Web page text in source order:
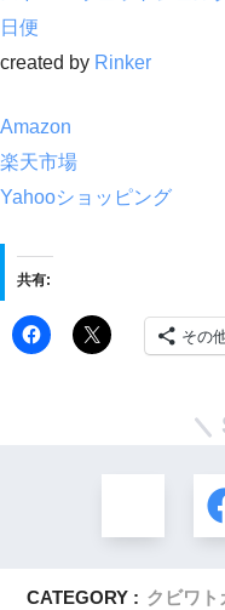
日便
created by Rinker
Amazon
楽天市場
Yahooショッピング
共有:
その
CATEGORY : クビワト